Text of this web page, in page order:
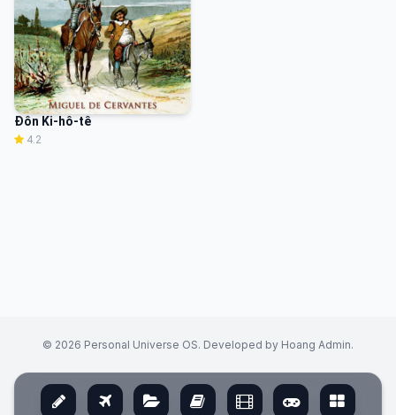
Đôn Ki-hô-tê
4.2
© 2026 Personal Universe OS. Developed by Hoang Admin.